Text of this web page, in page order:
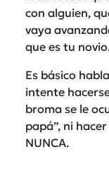
con alguien,
vaya
que es tu
Es básico
intente
broma se le
papá”, ni
NUNCA.